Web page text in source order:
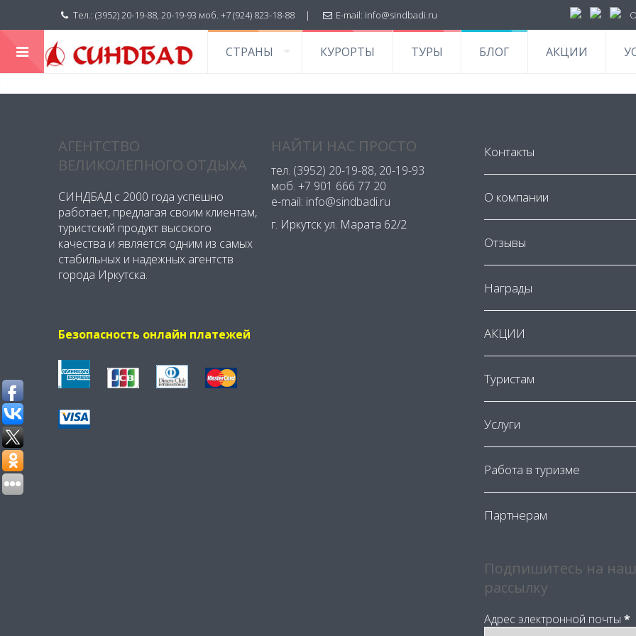
Тел.: (3952) 20-19-88, 20-19-93 моб. +7 (924) 823-18-88 | E-mail: info@sindbadi.ru
СТРАНЫ КУРОРТЫ ТУРЫ БЛОГ АКЦИИ
АГЕНТСТВО
ВЕЛИКОЛЕПНОГО ОТДЫХА
СИНДБАД с 2000 года успешно
работает, предлагая своим клиентам,
туристский продукт высокого
качества и является одним из самых
стабильных и надежных агентств
города Иркутска.
Безопасность онлайн платежей
НАЙТИ НАС ПРОСТО
тел. (3952) 20-19-88, 20-19-93
моб. +7 901 666 77 20
e-mail: info@sindbadi.ru
г. Иркутск ул. Марата 62/2
Контакты
О компании
Отзывы
Награды
АКЦИИ
Туристам
Услуги
Работа в туризме
Партнерам
Подпишитесь на
рассылку
Адрес электронной почты *